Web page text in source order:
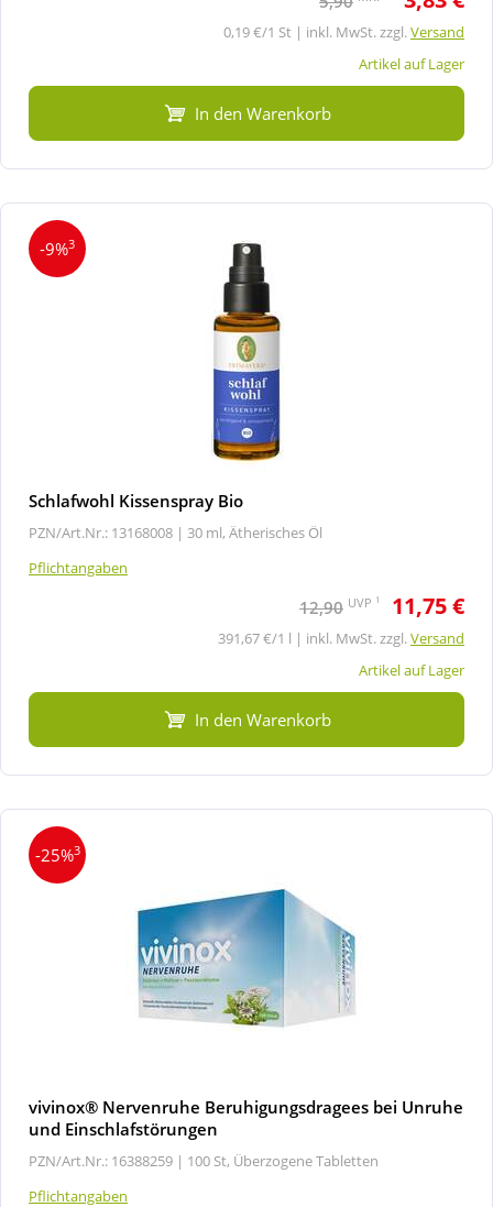
0,19 €/1 St | inkl. MwSt. zzgl.Versand
Artikel auf Lager
In den Warenkorb
-9%3
Schlafwohl Kissenspray Bio
PZN/Art.Nr.: 13168008 | 30 ml, Ätherisches Öl
Pflichtangaben
12,90 UVP 1 11,75 €
391,67 €/1 l | inkl. MwSt. zzgl.Versand
Artikel auf Lager
In den Warenkorb
-25%3
vivinox® Nervenruhe Beruhigungsdragees bei Unruhe
und Einschlafstörungen
PZN/Art.Nr.: 16388259 | 100 St, Überzogene Tabletten
Pflichtangaben